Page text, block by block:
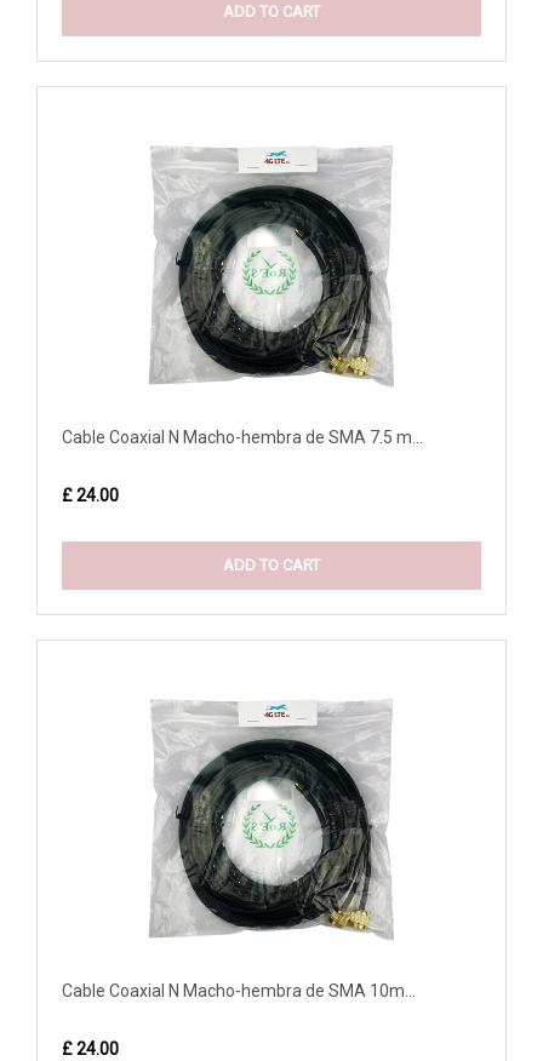
ADD TO CART
Cable Coaxial N Macho-hembra de SMA 7.5 m...
£ 24.00
ADD TO CART
Cable Coaxial N Macho-hembra de SMA 10m...
£ 24.00